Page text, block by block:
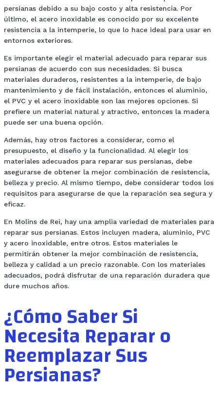
persianas debido a su bajo costo y alta resistencia. Por
último, el acero inoxidable es conocido por su excelente
resistencia a la intemperie, lo que lo hace ideal para usar en
entornos exteriores.
Es importante elegir el material adecuado para reparar sus
persianas de acuerdo con sus necesidades. Si busca
materiales duraderos, resistentes a la intemperie, de bajo
mantenimiento y de fácil instalación, entonces el aluminio,
el PVC y el acero inoxidable son las mejores opciones. Si
prefiere un material natural y atractivo, entonces la madera
puede ser una buena opción.
Además, hay otros factores a considerar, como el
presupuesto, el diseño y la funcionalidad. Al elegir los
materiales adecuados para reparar sus persianas, debe
asegurarse de obtener la mejor combinación de resistencia,
belleza y precio. Al mismo tiempo, debe considerar todos los
requisitos para asegurarse de que la reparación sea segura y
eficaz.
En Molins de Rei, hay una amplia variedad de materiales para
reparar sus persianas. Estos incluyen madera, aluminio, PVC
y acero inoxidable, entre otros. Estos materiales le
permitirán obtener la mejor combinación de resistencia,
belleza y calidad a un precio razonable. Con los materiales
adecuados, podrá disfrutar de una reparación duradera que
dure muchos años.
¿Cómo Saber Si
Necesita Reparar o
Reemplazar Sus
Persianas?